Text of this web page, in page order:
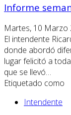
Informe
Martes, 10 Marzo
El intendente
donde abordó
lugar felicitó a
que se llevó…
Etiquetado como
Intendente